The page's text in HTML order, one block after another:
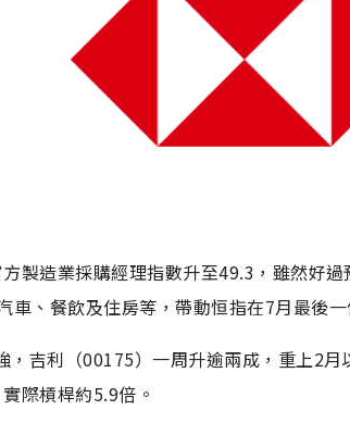
製造業採購經理指數升至49.3，雖然好
車、餐飲及住房等，帶動恒指在7月最後
，吉利（00175）一周升逾兩成，重上2
際槓桿約5.9倍。